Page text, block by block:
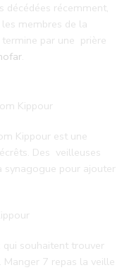
décédées récemment,
membres de la
par une prière
.
Kippour
Kippour est une
Des veilleuses
synagogue pour ajouter
souhaitent trouver
7 repas la veille